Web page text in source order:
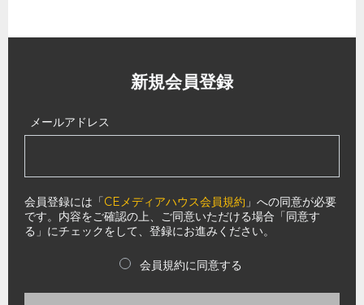
新規会員登録
メールアドレス
会員登録には「CEメディアハウス会員規約 」への同意が必要
です。内容をご確認の上、ご同意いただける場合「同意す
る」にチェックをして、登録にお進みください。
会員規約に同意する